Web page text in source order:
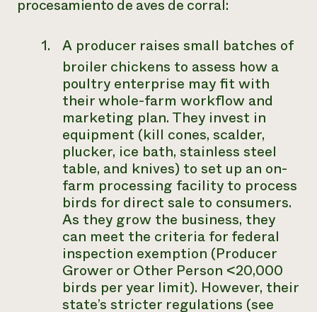
procesamiento de aves de corral:
A producer raises small batches of
broiler chickens to assess how a
poultry enterprise may fit with
their whole-farm workflow and
marketing plan. They invest in
equipment (kill cones, scalder,
plucker, ice bath, stainless steel
table, and knives) to set up an on-
farm processing facility to process
birds for direct sale to consumers.
As they grow the business, they
can meet the criteria for federal
inspection exemption (Producer
Grower or Other Person <20,000
birds per year limit). However, their
state’s stricter regulations (see